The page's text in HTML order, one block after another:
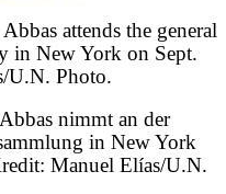
nimmt an der
in New York
Manuel Elías/U.N.